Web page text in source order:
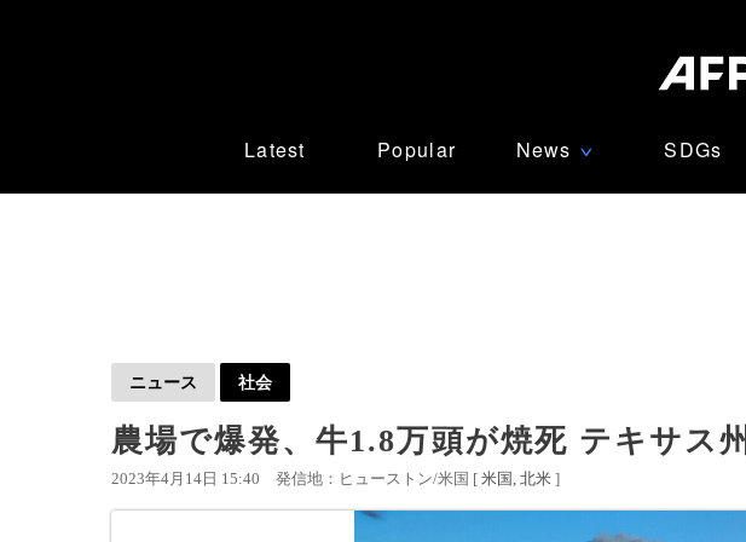
Latest Popular News ∨ SDGs
ニュース 社会
農場で爆発、牛1.8万頭が焼死 テキサス州
2023年4月14日 15:40 発信地：ヒューストン/米国 [ 米国 北米 ]